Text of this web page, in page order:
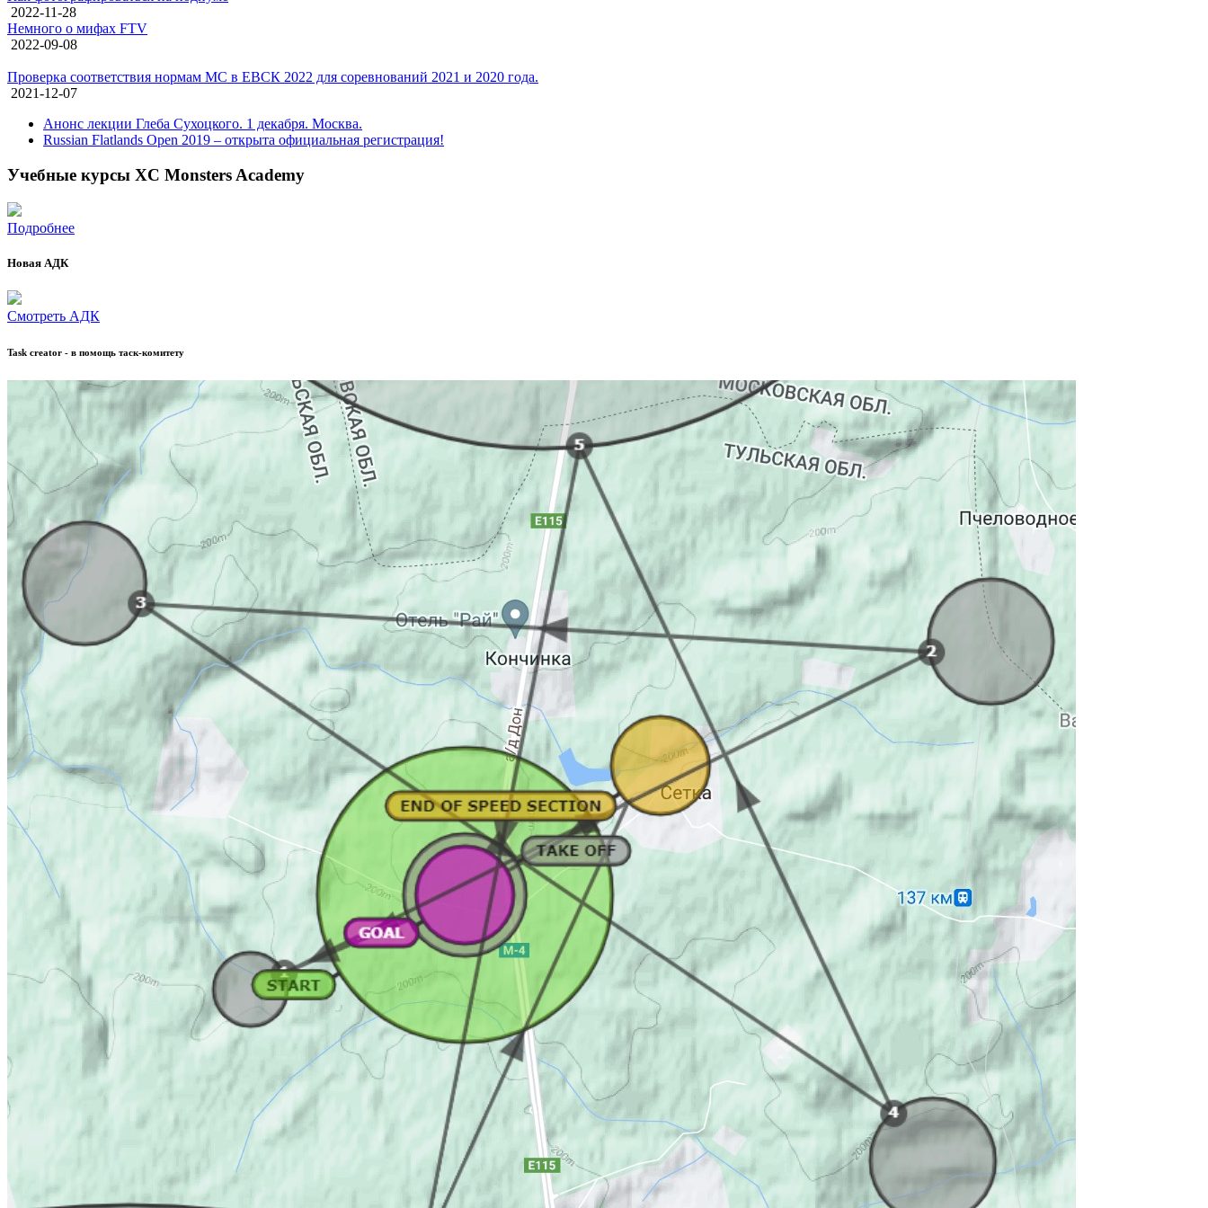
2022-11-28
Немного о мифах FTV
2022-09-08
Проверка соответствия нормам МС в ЕВСК 2022 для соревнований 2021 и 2020 года.
2021-12-07
Анонс лекции Глеба Сухоцкого. 1 декабря. Москва.
Russian Flatlands Open 2019 – открыта официальная регистрация!
Учебные курсы XC Monsters Academy
Подробнее
Новая АДК
Смотреть АДК
Task creator - в помощь таск-комитету